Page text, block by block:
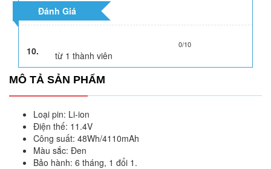
Đánh Giá
10.
0/10
từ 1 thành viên
MÔ TẢ SẢN PHẨM
Loại pin: Li-ion
Điện thế: 11.4V
Công suất: 48Wh/4110mAh
Màu sắc: Đen
Bảo hành: 6 tháng, 1 đổi 1.